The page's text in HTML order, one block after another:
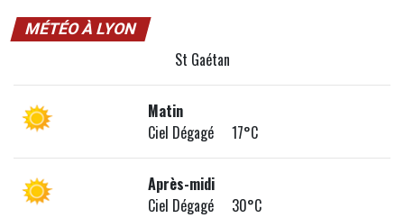
MÉTÉO À LYON
St Gaétan
Matin
Ciel Dégagé 17°C
Après-midi
Ciel Dégagé 30°C